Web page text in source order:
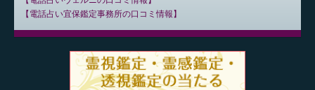
電話占い宜保鑑定事務所の口コミ情報